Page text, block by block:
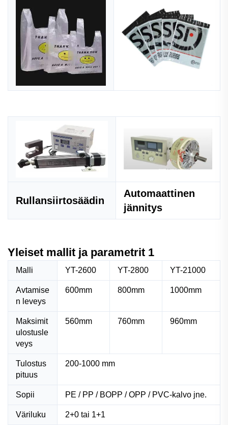
Rullansiirtosäädin
Automaattinen
jännitys
Yleiset mallit ja parametrit 1
Malli YT-2600 YT-2800 YT-21000
Avtamise
n leveys
600mm 800mm 1000mm
Maksimit
ulostusle
veys
560mm 760mm 960mm
Tulostus
pituus
200-1000 mm
Sopii PE / PP / BOPP / OPP / PVC-kalvo jne.
Väriluku 2+0 tai 1+1